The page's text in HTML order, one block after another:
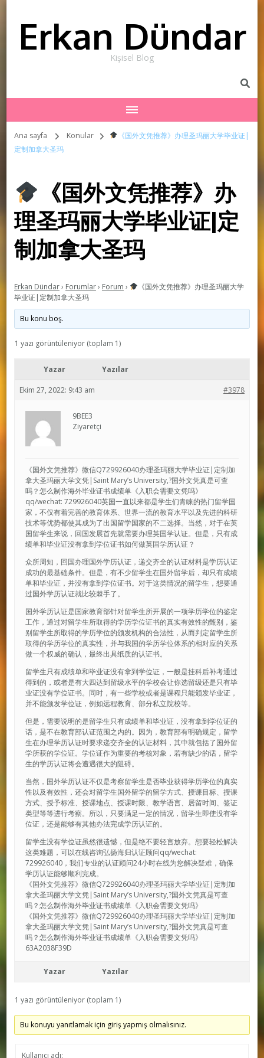
Erkan Dündar
Kişisel Blog
Ana sayfa Konular
《国外文凭推荐》办理圣玛丽大学毕业证|
定制加拿大圣玛
《国外文凭推荐》办
理圣玛丽大学毕业证|定
制加拿大圣玛
Erkan Dündar› Forumlar› Forum ›
《国外文凭推荐》办理圣玛丽大学
毕业证|定制加拿大圣玛
Bu konu boş.
1 yazı görüntüleniyor (toplam 1)
Yazar Yazılar
Ekim 27, 2022: 9:43 am #3978
9BEE3
Ziyaretçi
《国外文凭推荐》微信Q729926040办理圣玛丽大学毕业证|定制加
拿大圣玛丽大学文凭|Saint Mary’s University,?国外文凭真是可查
吗？怎么制作海外毕业证书成绩单《入职会需要文凭吗》
qq/wechat: 729926040英国一直以来都是学生们青睐的热门留学国
家，不仅有着完善的教育体系、世界一流的教育水平以及先进的科研
技术等优势都使其成为了出国留学国家的不二选择。当然，对于在英
国留学生来说，回国发展首先就需要办理英国学认证。但是，只有成
绩单和毕业证没有拿到学位证书如何做英国学历认证？
众所周知，回国办理国外学历认证，递交齐全的认证材料是学历认证
成功的最基础条件。但是，有不少留学生在国外留学后，却只有成绩
单和毕业证，并没有拿到学位证书。对于这类情况的留学生，想要通
过国外学历认证就比较棘手了。
国外学历认证是国家教育部针对留学生所开展的一项学历学位的鉴定
工作，通过对留学生所取得的学历学位证书的真实有效性的甄别，鉴
别留学生所取得的学历学位的颁发机构的合法性，从而判定留学生所
取得的学历学位的真实性，并与我国的学历学位体系的相对应的关系
做一个权威的确认，最终出具纸质的认证书。
留学生只有成绩单和毕业证没有拿到学位证，一般是挂科后补考通过
得到的，或者是有大四达到留级水平的学校会让你选留级还是只有毕
业证没有学位证书。同时，有一些学校或者是课程只能颁发毕业证，
并不能颁发学位证，例如远程教育、部分私立院校等。
但是，需要说明的是留学生只有成绩单和毕业证，没有拿到学位证的
话，是不在教育部认证范围之内的。因为，教育部有明确规定，留学
生在办理学历认证时要求递交齐全的认证材料，其中就包括了国外留
学所获的学位证。学位证作为重要的考核对象，若有缺少的话，留学
生的学历认证将会遭遇很大的阻碍。
当然，国外学历认证不仅是考察留学生是否毕业获得学历学位的真实
性以及有效性，还会对留学生国外留学的留学方式、授课目标、授课
方式、授予标准、授课地点、授课时限、教学语言、居留时间、签证
类型等等进行考察。所以，只要满足一定的情况，留学生即使没有学
位证，还是能够有其他办法完成学历认证的。
留学生没有学位证虽然很遗憾，但是绝不要轻言放弃。想要轻松解决
这类难题，可以在线咨询弘扬海归认证顾问qq/wechat:
729926040，我们专业的认证顾问24小时在线为您解决疑难，确保
学历认证能够顺利完成。
《国外文凭推荐》微信Q729926040办理圣玛丽大学毕业证|定制加
拿大圣玛丽大学文凭|Saint Mary’s University,?国外文凭真是可查
吗？怎么制作海外毕业证书成绩单《入职会需要文凭吗》
《国外文凭推荐》微信Q729926040办理圣玛丽大学毕业证|定制加
拿大圣玛丽大学文凭|Saint Mary’s University,?国外文凭真是可查
吗？怎么制作海外毕业证书成绩单《入职会需要文凭吗》
63A2038F39D
Yazar Yazılar
1 yazı görüntüleniyor (toplam 1)
Bu konuyu yanıtlamak için giriş yapmış olmalısınız.
Kullanıcı adı: